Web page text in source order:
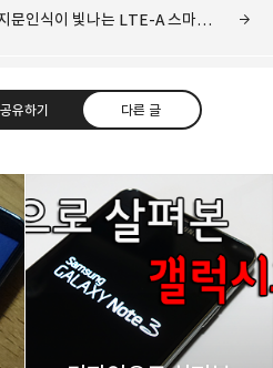
베가 LTE-A 쇼케이스 방문기 - 지문인식이 빛나는 LTE-A 스마트폰.
공유하기 다른 글
를 갖춘 보편적
인.
트위터